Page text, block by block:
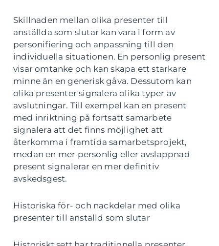
Skillnaden mellan olika presenter till
anställda som slutar kan vara i form av
personifiering och anpassning till den
individuella situationen. En personlig present
visar omtanke och kan skapa ett starkare
minne än en generisk gåva. Dessutom kan
olika presenter signalera olika typer av
avslutningar. Till exempel kan en present
med inriktning på fortsatt samarbete
signalera att det finns möjlighet att
återkomma i framtida samarbetsprojekt,
medan en mer personlig eller avslappnad
present signalerar en mer definitiv
avskedsgest.
Historiska för- och nackdelar med olika
presenter till anställd som slutar